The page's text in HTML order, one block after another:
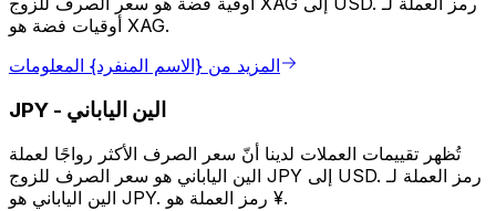
أوقيات فضة هو XAG.
المزيد من {الاسم المنفرد} المعلومات
JPY - الين الياباني
تُظهر تقييمات العملات لدينا أنّ سعر الصرف الأكثر رواجًا لعملة
الين الياباني هو سعر الصرف للزوج JPY إلى USD. رمز العملة لـ
الين الياباني هو JPY. رمز العملة هو ¥.